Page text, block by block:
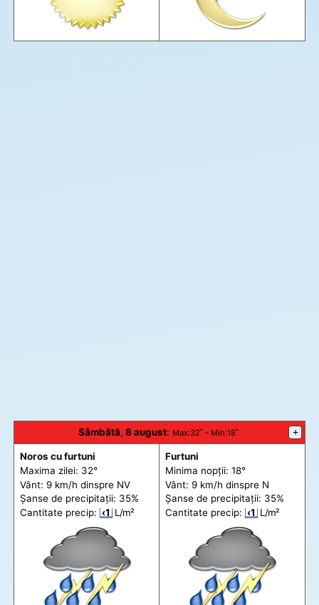
Sâmbătă, 8 august: Max:32˚ - Min:18˚ +
Noros cu furtuni
Maxima zilei: 32°
Vânt: 9 km/h dinspre NV
Șanse de precipitații: 35%
Cantitate precip: ‹1 L/m²
Furtuni
Minima nopții: 18°
Vânt: 9 km/h dinspre N
Șanse de precipitații: 35%
Cantitate precip: ‹1 L/m²